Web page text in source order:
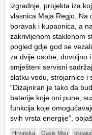
izgradnje, projekta iza
vlasnica Maja Regjo. Na
boravak i kupaonica, a
zakrivljenom staklenom
pogled gdje god se
za dvije osobe, dovoljno
smješteni servisni
slatku vodu, strojarnice i
“Dizajniran je tako da
baterije koje oni pune,
funkcija koje
svih vrsta energije”,
Hrvatska Oasis Meu